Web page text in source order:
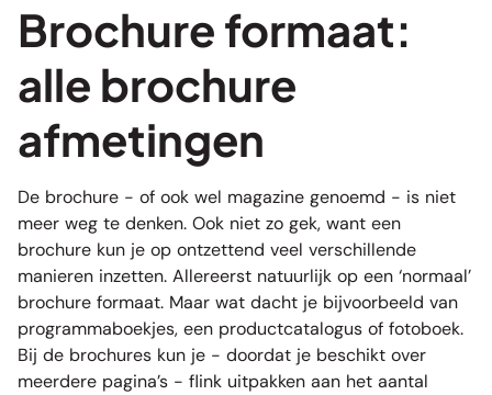
Brochure formaat:
alle brochure
afmetingen
De brochure - of ook wel magazine genoemd - is niet
meer weg te denken. Ook niet zo gek, want een
brochure kun je op ontzettend veel verschillende
manieren inzetten. Allereerst natuurlijk op een ‘normaal’
brochure formaat. Maar wat dacht je bijvoorbeeld van
programmaboekjes, een productcatalogus of fotoboek.
Bij de brochures kun je - doordat je beschikt over
meerdere pagina’s - flink uitpakken aan het aantal